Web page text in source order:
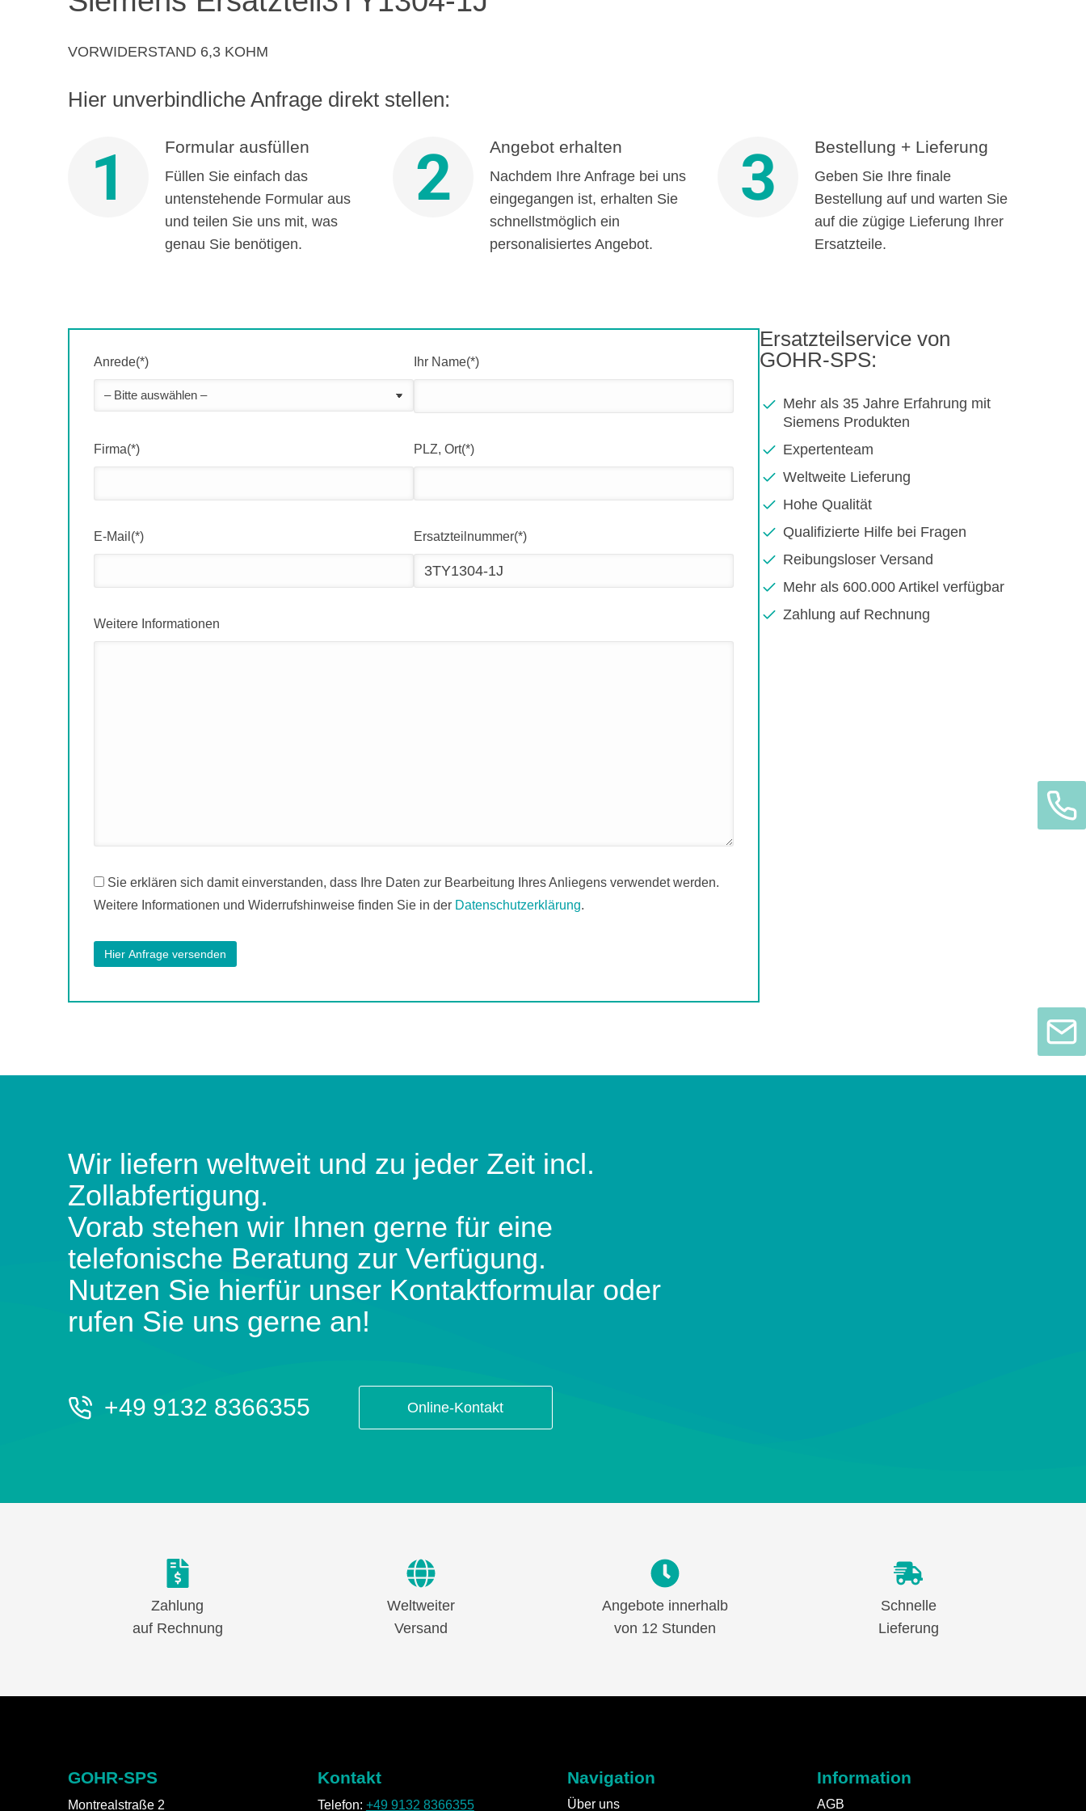
VORWIDERSTAND 6,3 KOHM
Hier unverbindliche Anfrage direkt stellen:
1 Formular ausfüllen
Füllen Sie einfach das
untenstehende Formular aus
und teilen Sie uns mit, was
genau Sie benötigen.
2 Angebot erhalten
Nachdem Ihre Anfrage bei uns
eingegangen ist, erhalten Sie
schnellstmöglich ein
personalisiertes Angebot.
3 Bestellung + Lieferung
Geben Sie Ihre finale
Bestellung auf und warten Sie
auf die zügige Lieferung Ihrer
Ersatzteile.
Anrede(*) Ihr Name(*)
Firma(*) PLZ, Ort(*)
E-Mail(*) Ersatzteilnummer(*)
Weitere Informationen
Sie erklären sich damit einverstanden, dass Ihre Daten zur Bearbeitung Ihres Anliegens verwendet werden.
Weitere Informationen und Widerrufshinweise finden Sie in der Datenschutzerklärung.
Ersatzteilservice von
GOHR-SPS:
Mehr als 35 Jahre Erfahrung mit
Siemens Produkten
Expertenteam
Weltweite Lieferung
Hohe Qualität
Qualifizierte Hilfe bei Fragen
Reibungsloser Versand
Mehr als 600.000 Artikel verfügbar
Zahlung auf Rechnung
Wir liefern weltweit und zu jeder Zeit incl.
Zollabfertigung.
Vorab stehen wir Ihnen gerne für eine
telefonische Beratung zur Verfügung.
Nutzen Sie hierfür unser Kontaktformular oder
rufen Sie uns gerne an!
+49 9132 8366355 Online-Kontakt
Zahlung
auf Rechnung
Weltweiter
Versand
Angebote innerhalb
von 12 Stunden
Schnelle
Lieferung
GOHR-SPS
Montrealstraße 2
Kontakt
Telefon: +49 9132 8366355
Navigation
Über uns
Information
AGB